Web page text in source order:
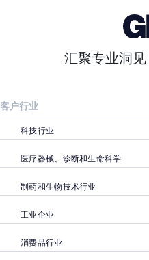
汇聚专业洞
客户行业
科技行业
医疗器械、诊断和生命科学
制药和生物技术行业
工业企业
消费品行业